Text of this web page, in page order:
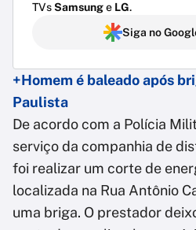
TVsSamsunge LG.
Siga no
+Homem é baleado após
Paulista
De acordo com a Polícia
serviço da companhia de
foi realizar um corte de
localizada na Rua Antônio
uma briga. O prestador